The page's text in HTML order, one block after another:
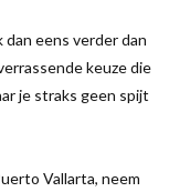
dan eens verder dan
keuze die
je straks geen spijt
Vallarta, neem